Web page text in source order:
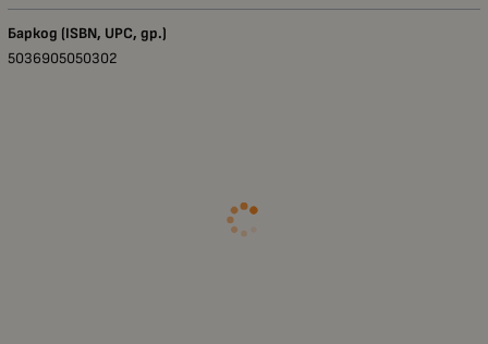
Баркод (ISBN, UPC, др.)
5036905050302